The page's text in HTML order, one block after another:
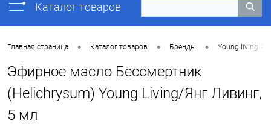
Каталог товаров
Главная страница • Каталог товаров • Бренды • Young Iiving
Эфирное масло Бессмертник
(Helichrysum) Young Living/Янг Ливинг,
5 мл